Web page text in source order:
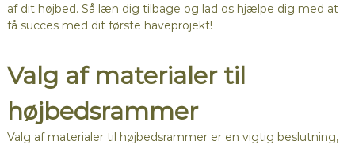
af dit højbed. Så læn dig tilbage og lad os hjælpe dig med at
få succes med dit første haveprojekt!
Valg af materialer til
højbedsrammer
Valg af materialer til højbedsrammer er en vigtig beslutning,